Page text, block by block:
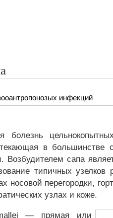
инфекций
болезнь
в большинстве
сапа
типичных узелков
носовой перегородки,
узлах и коже.
— прямая или